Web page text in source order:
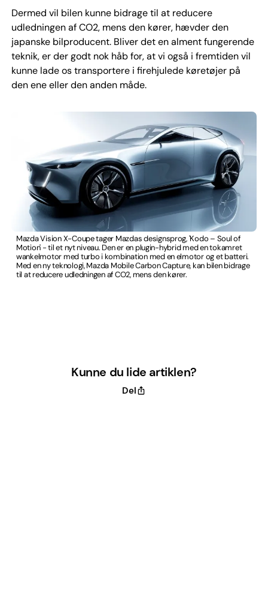
Dermed vil bilen kunne bidrage til at reducere
udledningen af CO2, mens den kører, hævder den
japanske bilproducent. Bliver det en alment fungerende
teknik, er der godt nok håb for, at vi også i fremtiden vil
kunne lade os transportere i firehjulede køretøjer på
den ene eller den anden måde.
Mazda Vision X-Coupe tager Mazdas designsprog, 'Kodo – Soul of
Motion' - til et nyt niveau. Den er en plugin-hybrid med en tokamret
wankelmotor med turbo i kombination med en elmotor og et batteri.
Med en ny teknologi, Mazda Mobile Carbon Capture, kan bilen bidrage
til at reducere udledningen af CO2, mens den kører.
Kunne du lide artiklen?
Del